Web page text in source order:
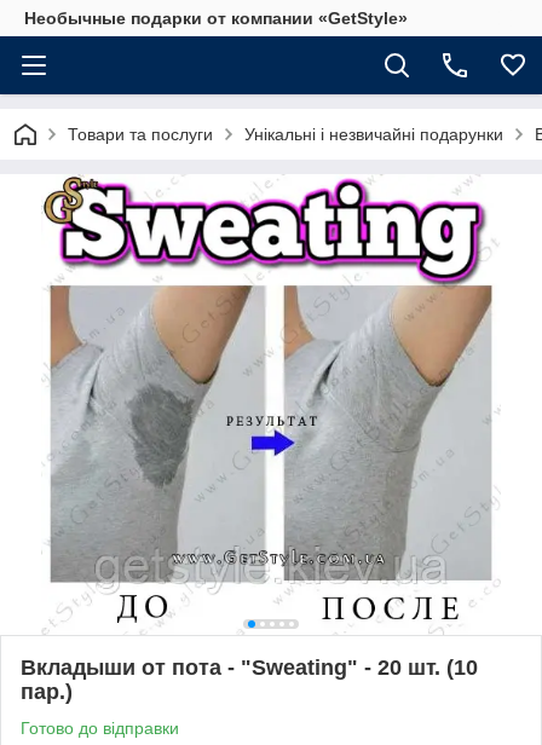
Необычные подарки от компании «GetStyle»
Товари та послуги Унікальні і незвичайні подарунки
Вкладыши от пота - "Sweating" - 20 шт. (10
пар.)
Готово до відправки